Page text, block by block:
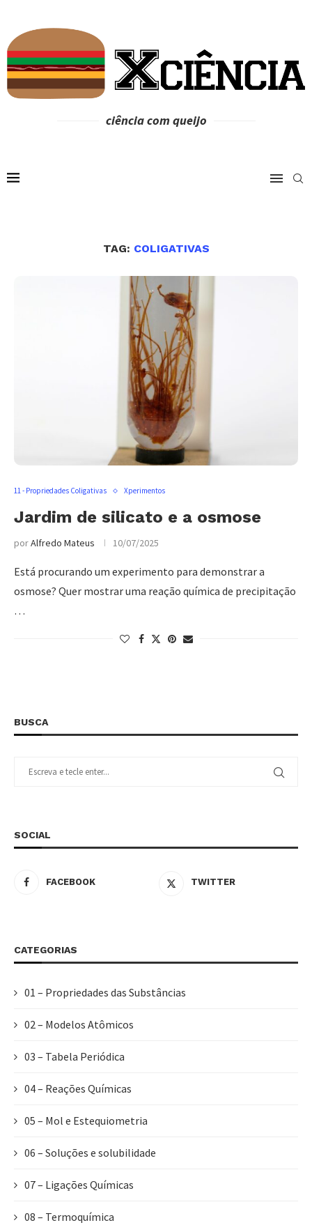
ciência com queijo
TAG: COLIGATIVAS
11 - Propriedades Coligativas Xperimentos
Jardim de silicato e a osmose
porAlfredo Mateus 10/07/2025
Está procurando um experimento para demonstrar a
osmose? Quer mostrar uma reação química de precipitação
…
BUSCA
SOCIAL
FACEBOOK TWITTER
CATEGORIAS
01 – Propriedades das Substâncias
02 – Modelos Atômicos
03 – Tabela Periódica
04 – Reações Químicas
05 – Mol e Estequiometria
06 – Soluções e solubilidade
07 – Ligações Químicas
08 – Termoquímica